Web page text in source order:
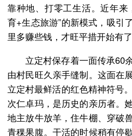
靠种地、打零工生活。近年来
育+生态旅游”的新模式，吸引
里多赚些钱，才旺平措开始有
立定村保存着一面传承60
由村民旺久亲手缝制。这面在
立定村最鲜活的红色精神符号
次仁卓玛，是历史的亲历者。
地主放牛放羊，住牛棚、穿破
青稞果腹。干活的时候稍有停